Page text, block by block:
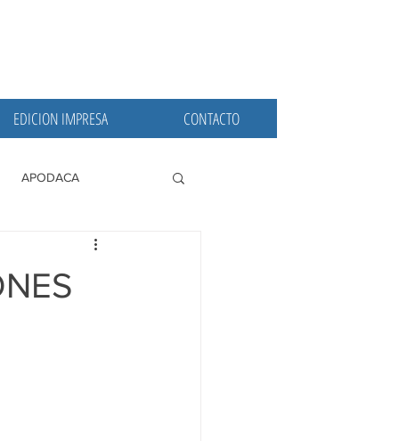
EDICION IMPRESA CONTACTO
APODACA